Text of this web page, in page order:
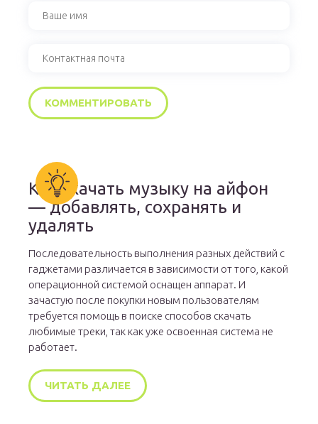
Как скачать музыку на айфон
— добавлять, сохранять и
удалять
Последовательность выполнения разных действий с
гаджетами различается в зависимости от того, какой
операционной системой оснащен аппарат. И
зачастую после покупки новым пользователям
требуется помощь в поиске способов скачать
любимые треки, так как уже освоенная система не
работает.
ЧИТАТЬ ДАЛЕЕ